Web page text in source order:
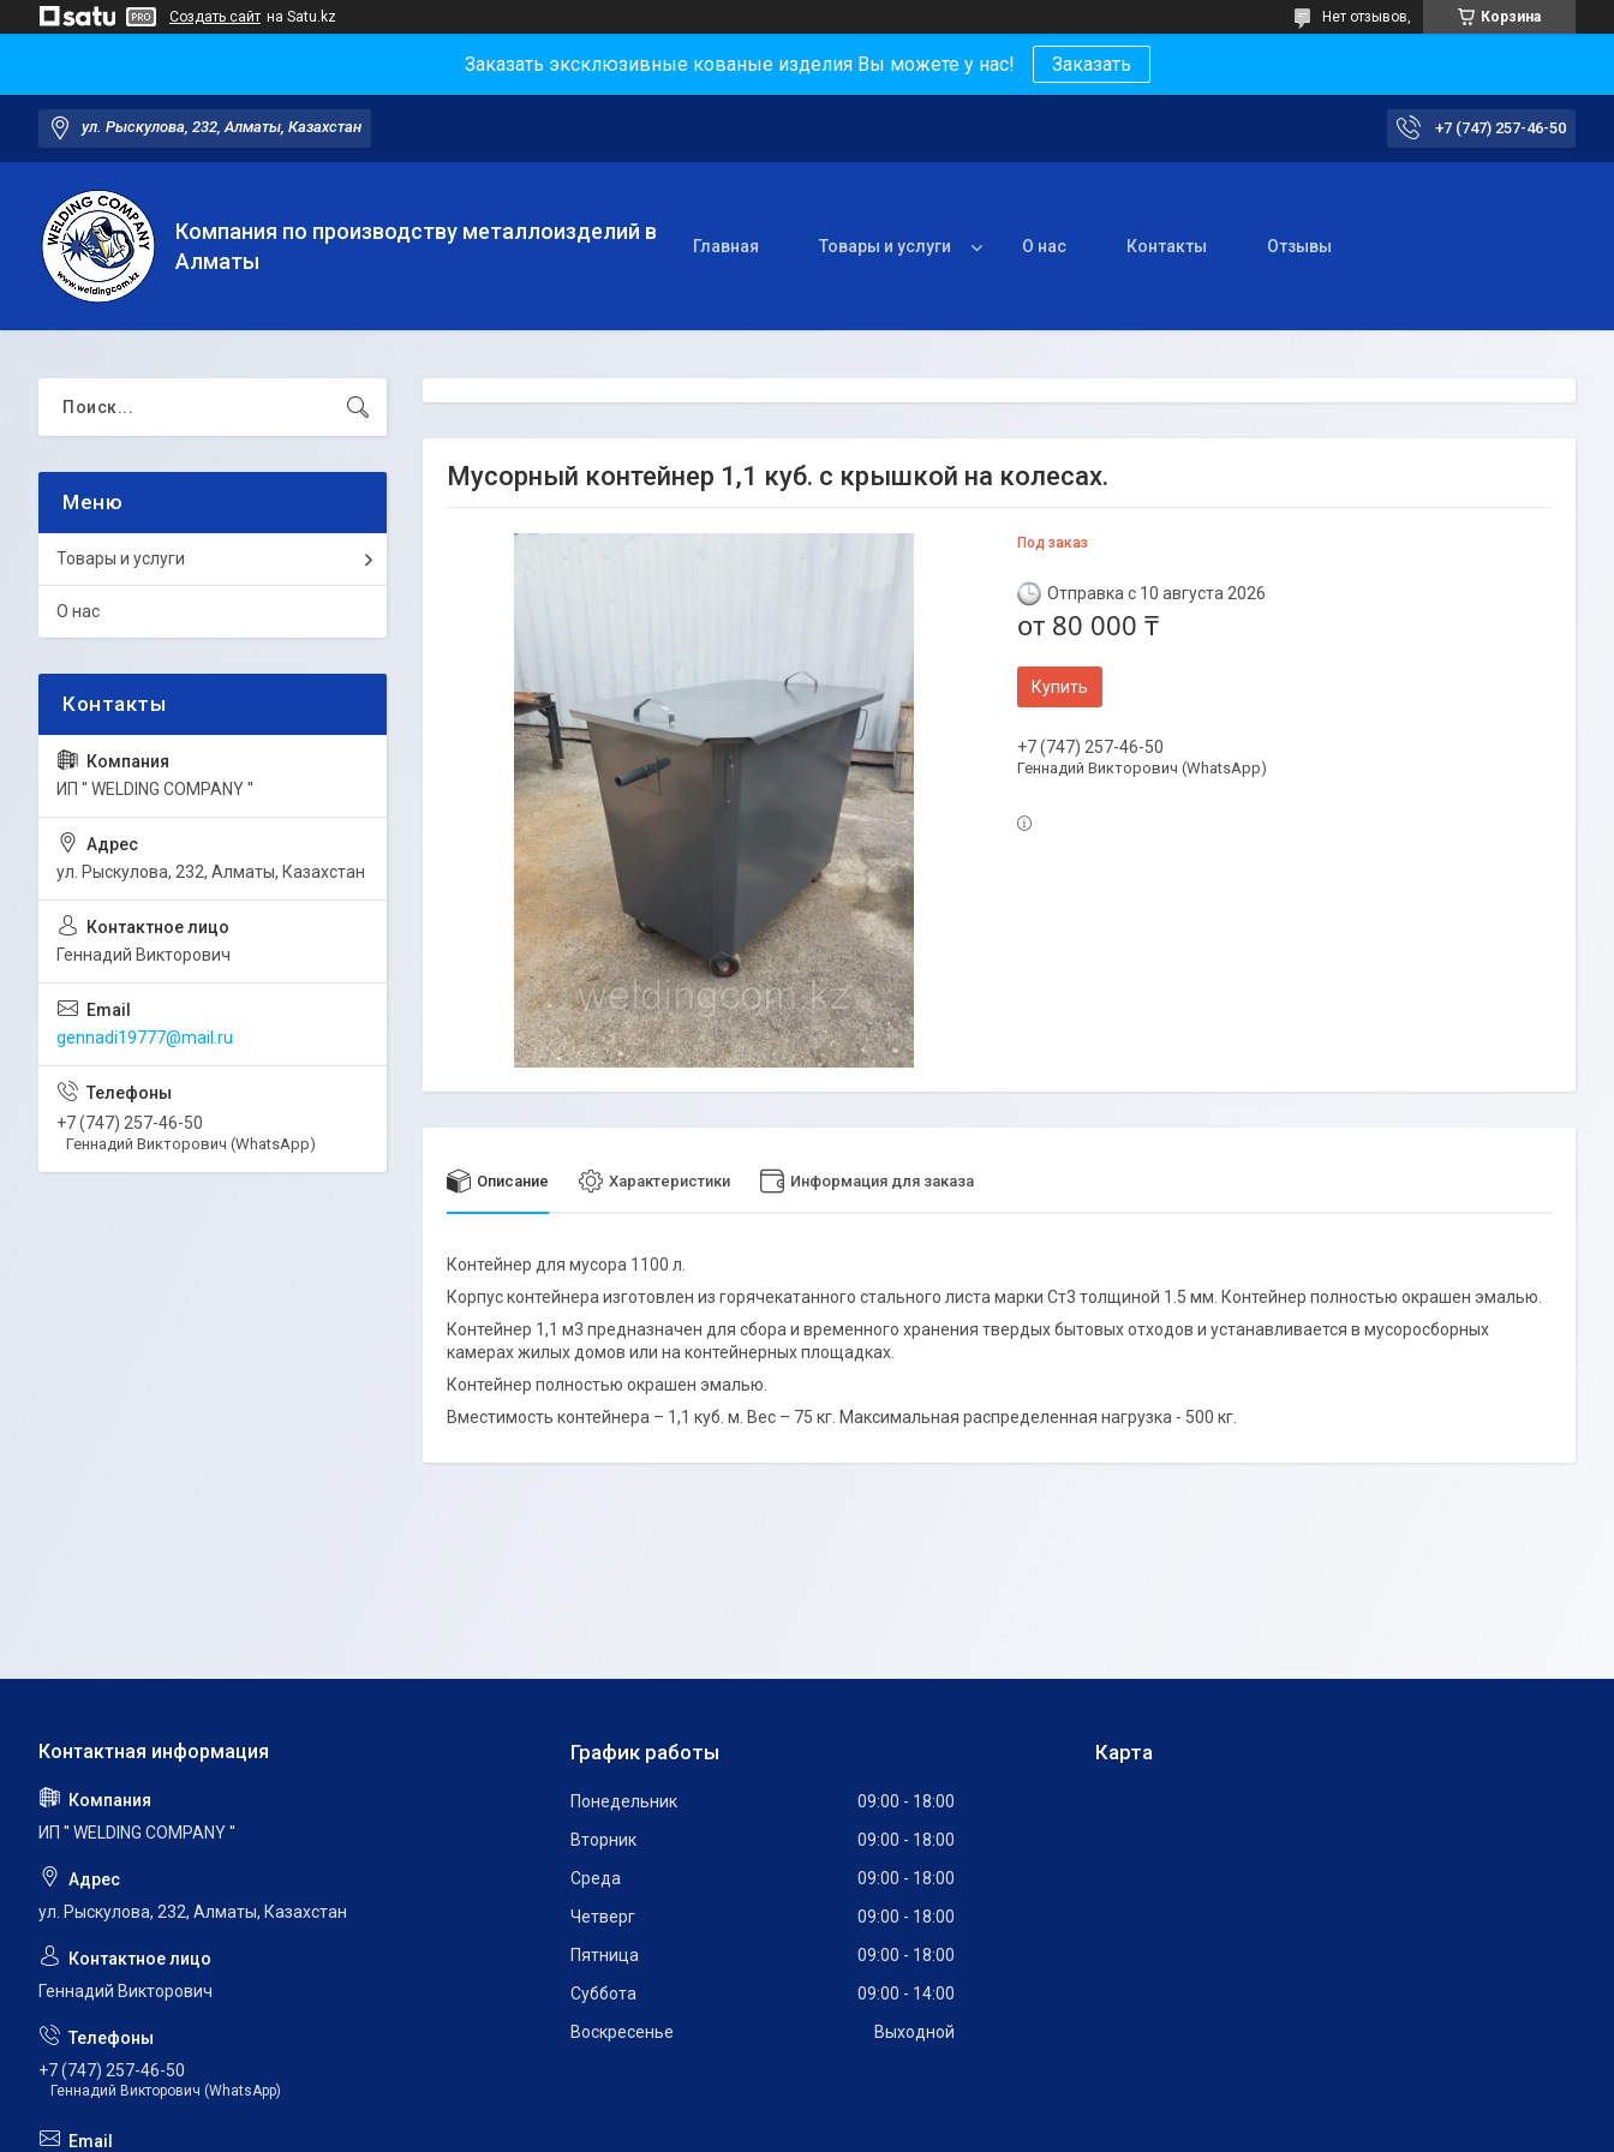
Создать сайт на Satu.kz Корзина
Нет отзывов,
Заказать эксклюзивные кованые изделия Вы можете у нас! Заказать
ул. Рыскулова, 232, Алматы, Казахстан +7 (747) 257-46-50
Компания по производству металлоизделий в
Алматы
Главная Товары и услуги О нас Контакты Отзывы
Мусорный контейнер 1,1 куб. с крышкой на колесах.
Под заказ
Отправка с 10 августа 2026
от 80 000 ₸
Купить
+7 (747) 257-46-50
Геннадий Викторович (WhatsApp)
Описание Характеристики Информация для заказа
Контейнер для мусора 1100 л.
Корпус контейнера изготовлен из горячекатанного стального листа марки Ст3 толщиной 1.5 мм. Контейнер полностью окрашен эмалью.
Контейнер 1,1 м3 предназначен для сбора и временного хранения твердых бытовых отходов и устанавливается в мусоросборных
камерах жилых домов или на контейнерных площадках.
Контейнер полностью окрашен эмалью.
Вместимость контейнера – 1,1 куб. м. Вес – 75 кг. Максимальная распределенная нагрузка - 500 кг.
Товары и услуги
О нас
ИП '' WELDING COMPANY ''
ул. Рыскулова, 232, Алматы, Казахстан
Геннадий Викторович
gennadi19777@mail.ru
+7 (747) 257-46-50
Геннадий Викторович (WhatsApp)
ИП '' WELDING COMPANY ''
ул. Рыскулова, 232, Алматы, Казахстан
Геннадий Викторович
+7 (747) 257-46-50
Геннадий Викторович (WhatsApp)
График работы
Понедельник 09:00
18:00
Вторник
09:00
18:00
Среда
09:00
18:00
Четверг
09:00
18:00
Пятница
09:00
18:00
Суббота
09:00
14:00
Воскресенье
Выходной
Карта